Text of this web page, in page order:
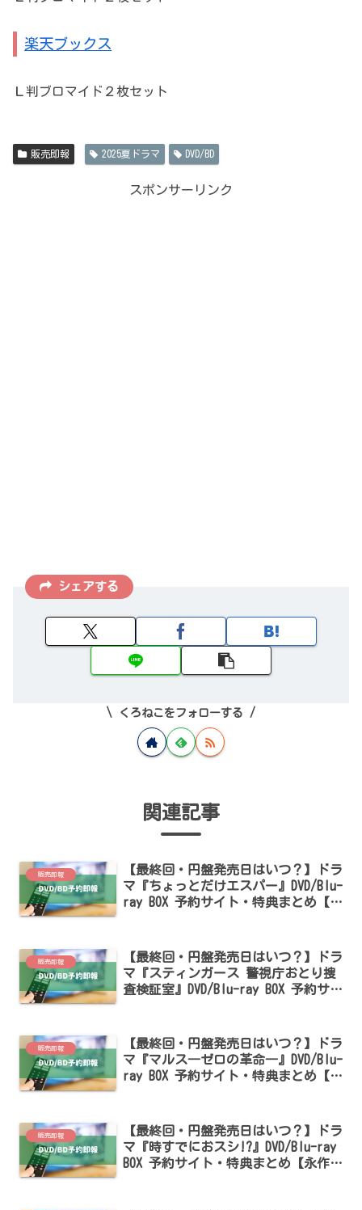
楽天ブックス
Ｌ判ブロマイド２枚セット
販売即報 2025夏ドラマ DVD/BD
スポンサーリンク
シェアする
くろねこをフォローする
関連記事
販売即報
【最終回・円盤発売日はいつ？】ドラ
マ『ちょっとだけエスパー』DVD/Blu-
ray BOX 予約サイト・特典まとめ【大
販売即報
【最終回・円盤発売日はいつ？】ドラ
マ『スティンガース 警視庁おとり捜
査検証室』DVD/Blu-ray BOX 予約サイ
販売即報
【最終回・円盤発売日はいつ？】ドラ
マ『マルス―ゼロの革命―』DVD/Blu-
ray BOX 予約サイト・特典まとめ【道
販売即報
【最終回・円盤発売日はいつ？】ドラ
マ『時すでにおスシ!?』DVD/Blu-ray
BOX 予約サイト・特典まとめ【永作博